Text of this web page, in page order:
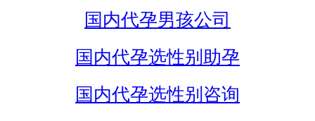
国内代孕男孩公司
国内代孕选性别助孕
国内代孕选性别咨询